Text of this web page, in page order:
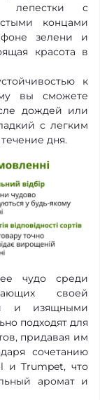
лепестки с
концами
фоне зелени и
красота в
к
вы сможете
дождей или
с легким
дня.
чудо среди
своей
и изящными
подходят для
придавая им
сочетанию
и Trumpet, что
аромат и